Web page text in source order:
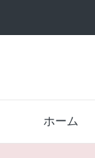
ホーム